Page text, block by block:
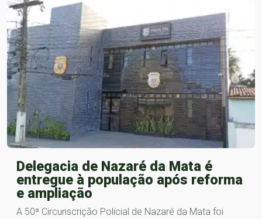
Delegacia de Nazaré da Mata é
entregue à população após reforma
e ampliação
A 50ª Circunscrição Policial de Nazaré da Mata foi